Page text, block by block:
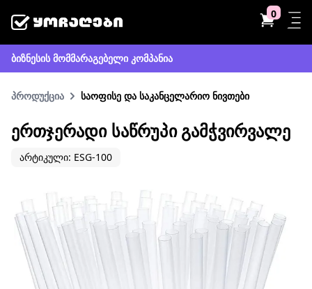
0
ბიზნესის მომმარაგებელი კომპანია
პროდუქცია საოფისე და საკანცელარიო ნივთები
ᲔᲠᲗᲯᲔᲠᲐᲓᲘ ᲡᲐᲬᲠᲣᲞᲘ ᲒᲐᲛᲭᲕᲘᲠᲕᲐᲚᲔ
არტიკული: ESG-100